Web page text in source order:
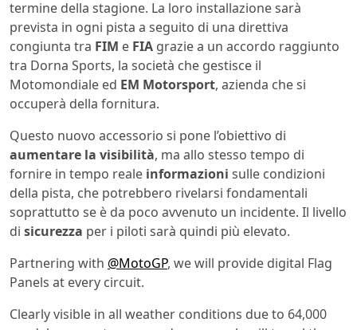
termine della stagione. La loro installazione sarà
prevista in ogni pista a seguito di una direttiva
congiunta tra FIM e FIA grazie a un accordo raggiunto
tra Dorna Sports, la società che gestisce il
Motomondiale ed EM Motorsport, azienda che si
occuperà della fornitura.
Questo nuovo accessorio si pone l’obiettivo di
aumentare la visibilità, ma allo stesso tempo di
fornire in tempo reale informazioni sulle condizioni
della pista, che potrebbero rivelarsi fondamentali
soprattutto se è da poco avvenuto un incidente. Il livello
di sicurezza per i piloti sarà quindi più elevato.
Partnering with @MotoGP, we will provide digital Flag
Panels at every circuit.
Clearly visible in all weather conditions due to 64,000